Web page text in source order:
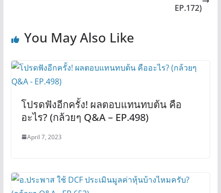
EP.172)
You May Also Like
โปรดฟังอีกครั้ง! ผลตอบแทนทบต้น คือ
อะไร? (กล้วยๆ Q&A – EP.498)
April 7, 2023